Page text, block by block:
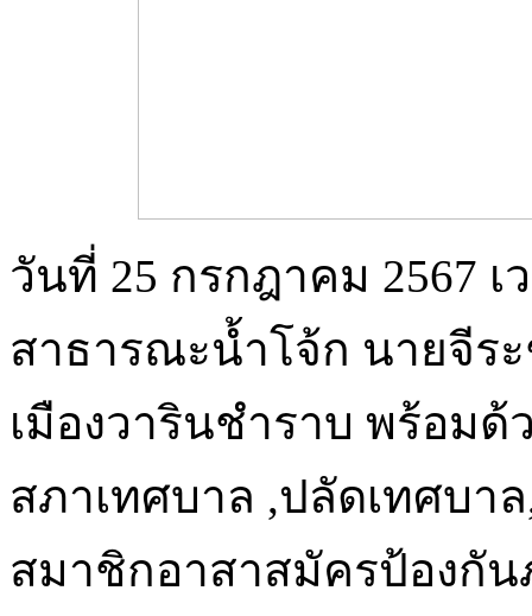
วันที่ 25 กรกฎาคม 2567
สาธารณะน้ำโจ้ก นายจีร
เมืองวารินชำราบ พร้อม
สภาเทศบาล ,ปลัดเทศบา
สมาชิกอาสาสมัครป้องกัน